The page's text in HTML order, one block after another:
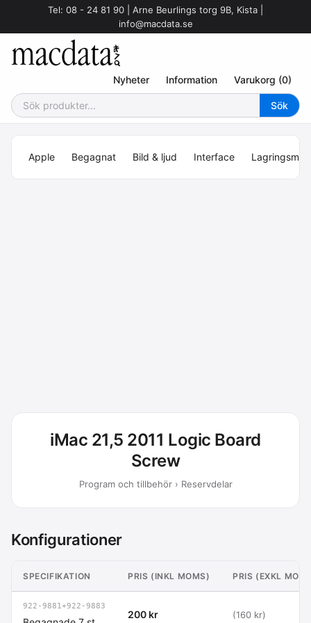
Tel: 08 - 24 81 90 | Arne Beurlings torg 9B, Kista |
info@macdata.se
Nyheter Information Varukorg (0)
Apple Begagnat Bild & ljud Interface
iMac 21,5 2011 Logic Board
Screw
Program och tillbehör › Reservdelar
Konfigurationer
SPECIFIKATION PRIS (INKL MOMS) PRIS (EXKL
922-9881+922-9883
200 kr (160 kr)